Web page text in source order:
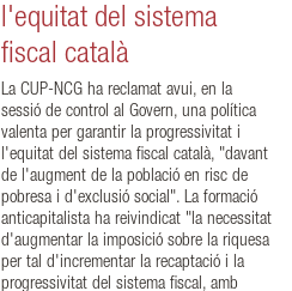
l'equitat del sistema
fiscal català
La CUP-NCG ha reclamat avui, en la
sessió de control al Govern, una política
valenta per garantir la progressivitat i
l'equitat del sistema fiscal català, "davant
de l'augment de la població en risc de
pobresa i d'exclusió social". La formació
anticapitalista ha reivindicat "la necessitat
d'augmentar la imposició sobre la riquesa
per tal d'incrementar la recaptació i la
progressivitat del sistema fiscal, amb